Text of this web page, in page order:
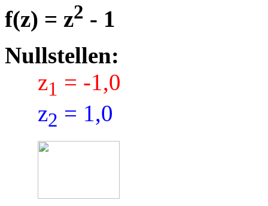
f(z) = z2 - 1
Nullstellen:
z1 = -1,0
z2 = 1,0